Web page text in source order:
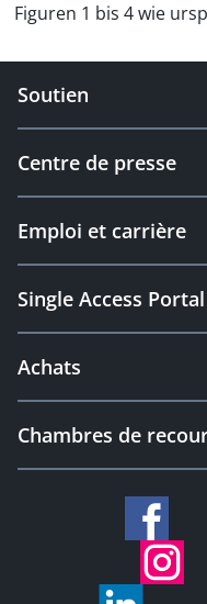
Figuren 1 bis 4 wie
Soutien
Centre de presse
Emploi et carrière
Single Access Portal
Achats
Chambres de